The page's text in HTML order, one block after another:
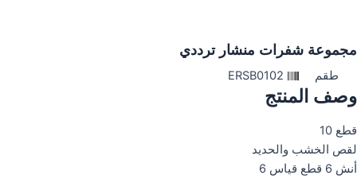
مجموعة شفرات منشار ترددي
طقم ERSB0102
وصف المنتج
قطع 10
لقص الخشب والحديد
أنش 6 قطع قياس 6